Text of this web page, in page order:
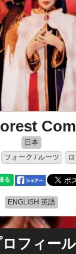
日本
フォーク / ルーツ
ENGLISH 英語
ロフィール